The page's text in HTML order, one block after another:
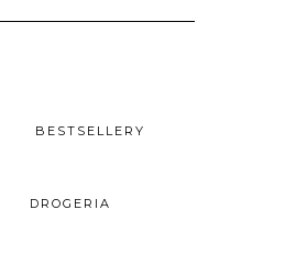
BESTSELLERY
DROGERIA